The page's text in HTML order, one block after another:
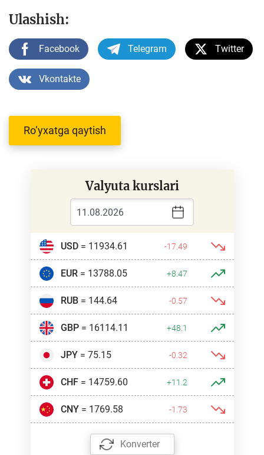
Ulashish:
Facebook Telegram Twitter
Vkontakte
Ro‘yxatga qaytish
Valyuta kurslari
USD= 11934.61 -17.49
EUR= 13788.05 +8.47
RUB= 144.64 -0.57
GBP= 16114.11 +48.1
JPY= 75.15 -0.32
CHF= 14759.60 +11.2
CNY= 1769.58 -1.73
Konverter